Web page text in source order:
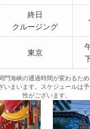
終日
クルージング
東京
門海峡の通過時間が変わるた
いまいます。スケジュールは
性がございます。